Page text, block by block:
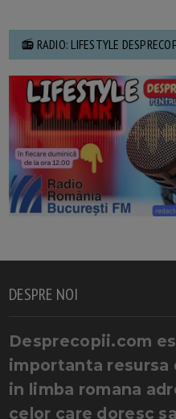
📻 RADIO: LIFESTYLE
DESPRE NOI
Desprecopii.com
importanta
in limba romana
celor care doresc